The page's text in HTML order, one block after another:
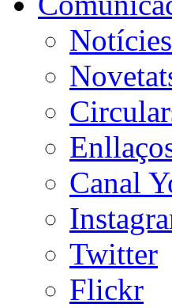
Notícies
Canal
Twitter
Flickr